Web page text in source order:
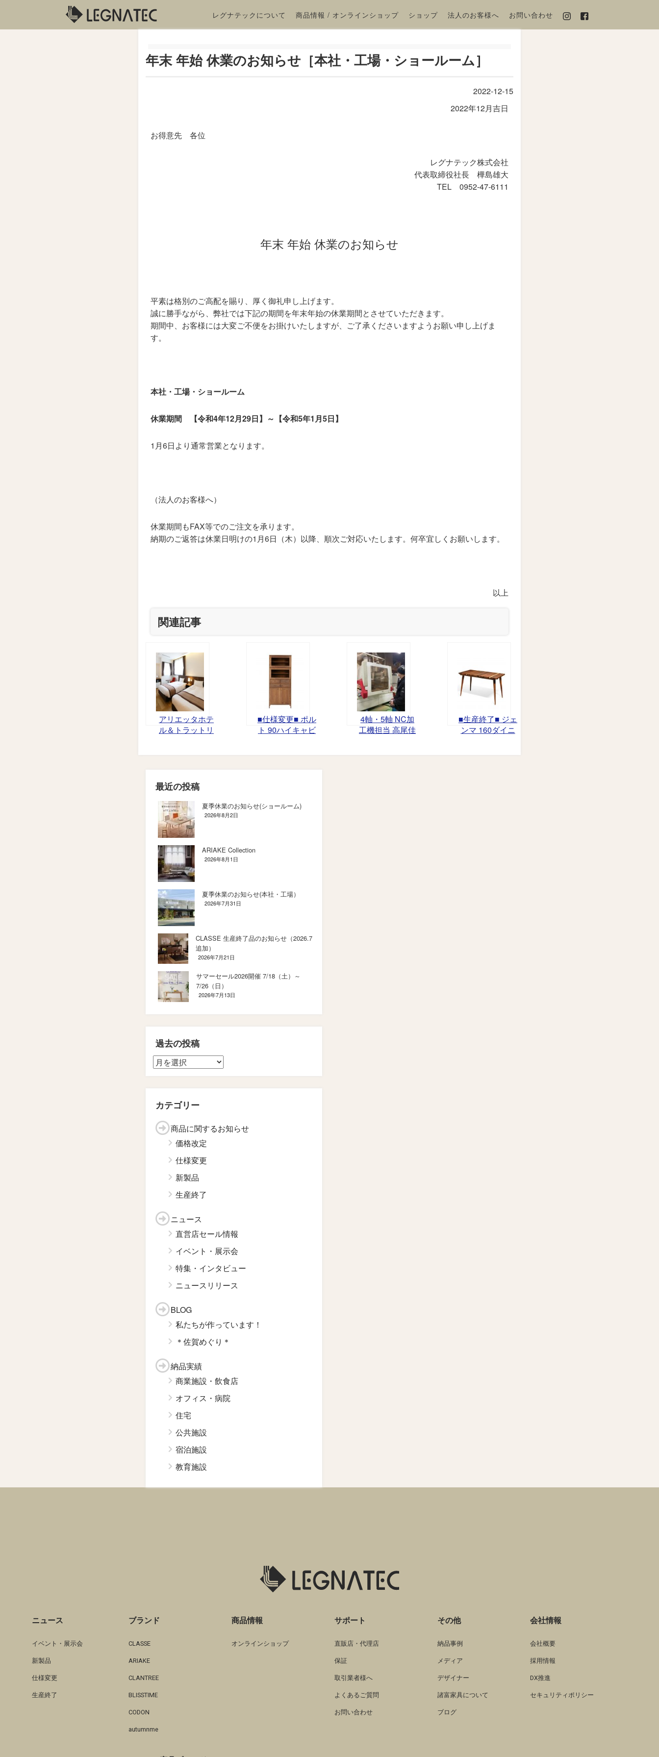
レグナテックについて 商品情報 / オンラインショップ ショップ 法人のお客様へ お問い合わせ
年末 年始 休業のお知らせ［本社・工場・ショールーム］
2022-12-15
2022年12月吉日
お得意先 各位
レグナテック株式会社
代表取締役社長 樺島雄大
TEL 0952-47-6111
年末 年始 休業のお知らせ
平素は格別のご高配を賜り、厚く御礼申し上げます。
誠に勝手ながら、弊社では下記の期間を年末年始の休業期間とさせていただきます。
期間中、お客様には大変ご不便をお掛けいたしますが、ご了承くださいますようお願い申し上げま
す。
本社・工場・ショールーム
休業期間 【令和4年12月29日】～【令和5年1月5日】
1月6日より通常営業となります。
（法人のお客様へ）
休業期間もFAX等でのご注文を承ります。
納期のご返答は休業日明けの1月6日（木）以降、順次ご対応いたします。何卒宜しくお願いします。
以上
関連記事
アリエッタホテ
ル＆トラットリ
■仕様変更■ ポル
ト 90ハイキャビ
4軸・5軸 NC加
工機担当 高尾佳
■生産終了■ ジェ
ンマ 160ダイニ
最近の投稿
夏季休業のお知らせ(ショールーム)
2026年8月2日
ARIAKE Collection
2026年8月1日
夏季休業のお知らせ(本社・工場）
2026年7月31日
CLASSE 生産終了品のお知らせ（2026.7
追加）
2026年7月21日
サマーセール2026開催 7/18（土）～
7/26（日）
2026年7月13日
過去の投稿
カテゴリー
商品に関するお知らせ
価格改定
仕様変更
新製品
生産終了
ニュース
直営店セール情報
イベント・展示会
特集・インタビュー
ニュースリリース
BLOG
私たちが作っています！
＊佐賀めぐり＊
納品実績
商業施設・飲食店
オフィス・病院
住宅
公共施設
宿泊施設
教育施設
ニュース
イベント・展示会
新製品
仕様変更
生産終了
ブランド
CLASSE
ARIAKE
CLANTREE
BLISSTIME
CODON
autumnme
商品情報
オンラインショップ
サポート
直販店・代理店
保証
取引業者様へ
よくあるご質問
お問い合わせ
その他
納品事例
メディア
デザイナー
諸富家具について
ブログ
会社情報
会社概要
採用情報
DX推進
セキュリティポリシー